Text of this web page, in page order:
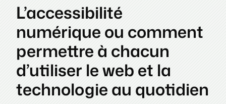
L’accessibilité
numérique ou comment
permettre à chacun
d’utiliser le web et la
technologie au quotidien